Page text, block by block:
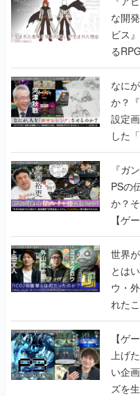
な開
ビス
る
書】
なに
か？
設定
した
書】
『ガ
PSの
か？
【ゲ
世界
とは
ウ・
れた
画書】
【ゲ
上げ
い企
ズを